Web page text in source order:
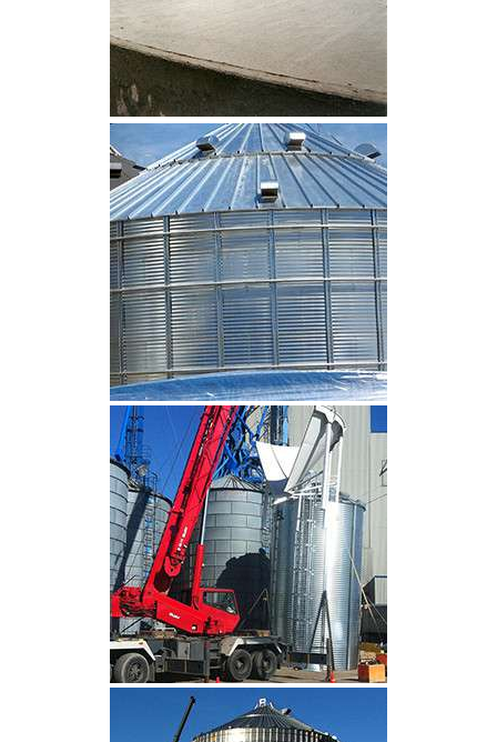
CLIQUEZ POUR AGRANDIR
CLIQUEZ POUR AGRANDIR
CLIQUEZ POUR AGRANDIR